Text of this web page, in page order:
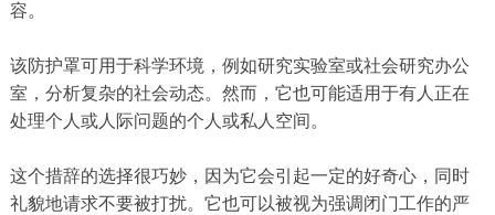
容。
该防护罩可用于科学环境，例如研究实验室或社会研究办公
室，分析复杂的社会动态。然而，它也可能适用于有人正在
处理个人或人际问题的个人或私人空间。
这个措辞的选择很巧妙，因为它会引起一定的好奇心，同时
礼貌地请求不要被打扰。它也可以被视为强调闭门工作的严